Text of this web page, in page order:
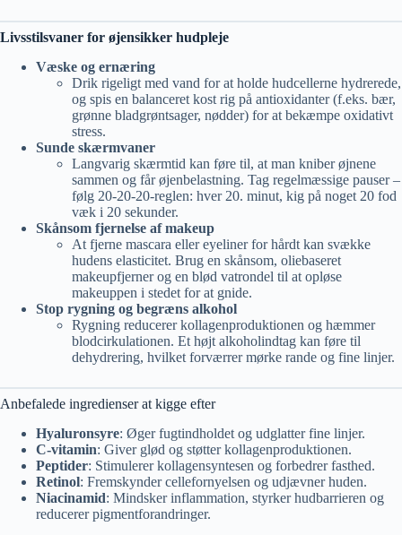
Livsstilsvaner for øjensikker hudpleje
Væske og ernæring
Drik rigeligt med vand for at holde hudcellerne hydrerede,
og spis en balanceret kost rig på antioxidanter (f.eks. bær,
grønne bladgrøntsager, nødder) for at bekæmpe oxidativt
stress.
Sunde skærmvaner
Langvarig skærmtid kan føre til, at man kniber øjnene
sammen og får øjenbelastning. Tag regelmæssige pauser –
følg 20-20-20-reglen: hver 20. minut, kig på noget 20 fod
væk i 20 sekunder.
Skånsom fjernelse af makeup
At fjerne mascara eller eyeliner for hårdt kan svække
hudens elasticitet. Brug en skånsom, oliebaseret
makeupfjerner og en blød vatrondel til at opløse
makeuppen i stedet for at gnide.
Stop rygning og begræns alkohol
Rygning reducerer kollagenproduktionen og hæmmer
blodcirkulationen. Et højt alkoholindtag kan føre til
dehydrering, hvilket forværrer mørke rande og fine linjer.
Anbefalede ingredienser at kigge efter
Hyaluronsyre: Øger fugtindholdet og udglatter fine linjer.
C-vitamin: Giver glød og støtter kollagenproduktionen.
Peptider: Stimulerer kollagensyntesen og forbedrer fasthed.
Retinol: Fremskynder cellefornyelsen og udjævner huden.
Niacinamid: Mindsker inflammation, styrker hudbarrieren og
reducerer pigmentforandringer.